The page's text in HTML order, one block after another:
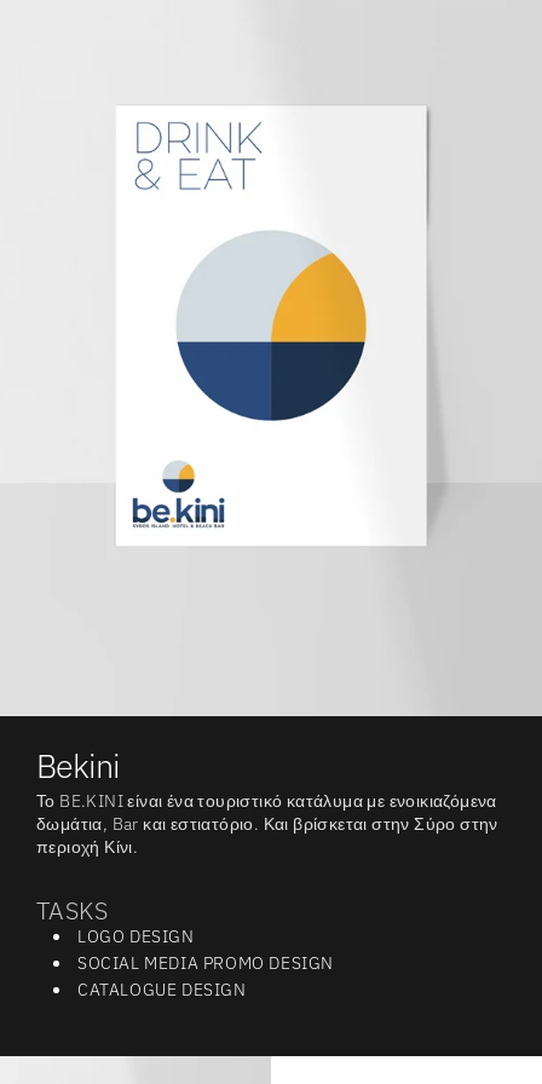
Bekini
Το BE.KINI είναι ένα τουριστικό κατάλυμα με ενοικιαζόμενα
δωμάτια, Bar και εστιατόριο. Και βρίσκεται στην Σύρο στην
περιοχή Κίνι.
TASKS
LOGO DESIGN
SOCIAL MEDIA PROMO DESIGN
CATALOGUE DESIGN